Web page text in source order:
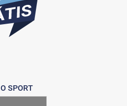
O SPORT